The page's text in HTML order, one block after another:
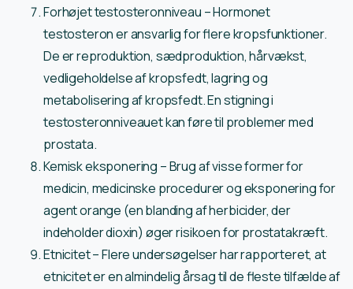
Forhøjet testosteronniveau – Hormonet
testosteron er ansvarlig for flere kropsfunktioner.
De er reproduktion, sædproduktion, hårvækst,
vedligeholdelse af kropsfedt, lagring og
metabolisering af kropsfedt. En stigning i
testosteronniveauet kan føre til problemer med
prostata.
Kemisk eksponering – Brug af visse former for
medicin, medicinske procedurer og eksponering for
agent orange (en blanding af herbicider, der
indeholder dioxin) øger risikoen for prostatakræft.
Etnicitet – Flere undersøgelser har rapporteret, at
etnicitet er en almindelig årsag til de fleste tilfælde af